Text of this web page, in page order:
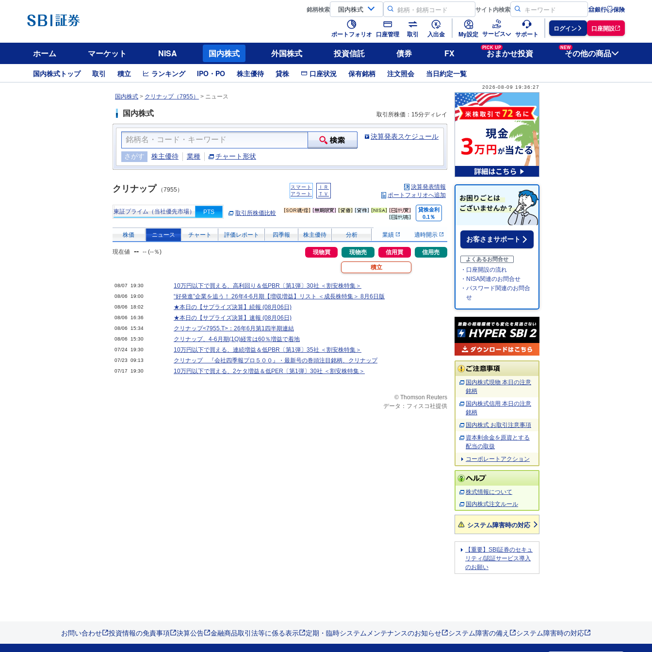
銘柄検索 サイト内検索 銀行 保険
ポートフォリオ 口座管理 取引 入出金 My設定 サービス サポート
ログイン 口座開設
ホーム マーケット NISA 国内株式 外国株式 投資信託 債券 FX
PICK UP
おまかせ投資
NEW
その他の商品
国内株式トップ 取引 積立 ランキング IPO・PO 株主優待 貸株 口座状況 保有銘柄 注文照会 当日約定一覧
2026-08-09 19:36:27
国内株式 > クリナップ（7955） > ニュース
国内株式 取引所株価：15分ディレイ
決算発表スケジュール
さがす 株主優待 業種 チャート形状
クリナップ （7955）
スマート
アラート
ＩＲ
ＴＶ
決算発表情報
ポートフォリオへ追加
東証プライム（当社優先市場） PTS 取引所株価比較
貸株金利
0.1％
株価 ニュース チャート 評価レポート 四季報 株主優待 分析 業績 適時開示
現在値 -- -- (--％) 現物買 現物売 信用買 信用売
積立
08/07 19:30 10万円以下で買える、高利回り＆低PBR〔第1弾〕30社 ＜割安株特集＞
08/06 19:00 “好発進”企業を追う！ 26年4-6月期【増収増益】リスト ＜成長株特集＞ 8月6日版
08/06 18:02 ★本日の【サプライズ決算】続報 (08月06日)
08/06 16:36 ★本日の【サプライズ決算】速報 (08月06日)
08/06 15:34 クリナップ<7955.T>：26年6月第1四半期連結
08/06 15:30 クリナップ、4-6月期(1Q)経常は60％増益で着地
07/24 19:30 10万円以下で買える、連続増益＆低PBR〔第1弾〕35社 ＜割安株特集＞
07/23 09:13 クリナップ 『会社四季報プロ５００』・最新号の巻頭注目銘柄、クリナップ
07/17 19:30 10万円以下で買える、2ケタ増益＆低PER〔第1弾〕30社 ＜割安株特集＞
© Thomson Reuters
データ：フィスコ社提供
お客さまサポート
よくあるお問合せ
・口座開設の流れ
・NISA関連のお問合せ
・パスワード関連のお問合
せ
国内株式現物 本日の注意
銘柄
国内株式信用 本日の注意
銘柄
国内株式 お取引注意事項
資本剰余金を原資とする
配当の取扱
コーポレートアクション
株式情報について
国内株式注文ルール
システム障害時の対応
【重要】SBI証券のセキュ
リティ/認証サービス導入
のお願い
お問い合わせ 投資情報の免責事項 決算公告 金融商品取引法等に係る表示 定期・臨時システムメンテナンスのお知らせ システム障害の備え システム障害時の対応